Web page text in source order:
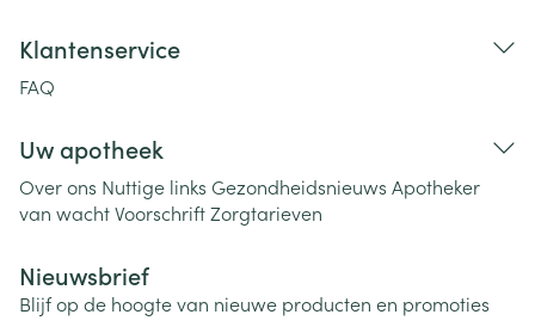
Klantenservice
FAQ
Uw apotheek
Over ons Nuttige links Gezondheidsnieuws Apotheker
van wachtVoorschriftZorgtarieven
Nieuwsbrief
Blijf op de hoogte van nieuwe producten en promoties